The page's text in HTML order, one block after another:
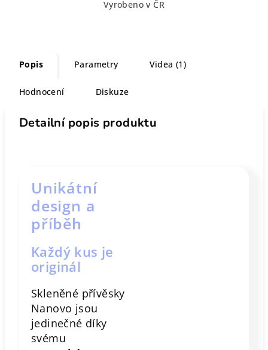
Vyrobeno v ČR
Popis Parametry Videa (1)
Hodnocení Diskuze
Detailní popis produktu
Unikátní
design a
příběh
Každý kus je
originál
Skleněné přívěsky
Nanovo jsou
jedinečné díky
svému